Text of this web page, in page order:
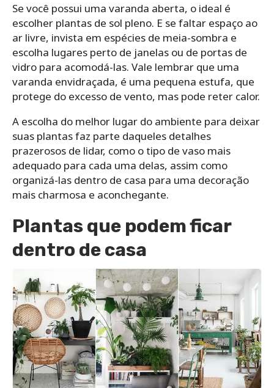
Se você possui uma varanda aberta, o ideal é
escolher plantas de sol pleno. E se faltar espaço ao
ar livre, invista em espécies de meia-sombra e
escolha lugares perto de janelas ou de portas de
vidro para acomodá-las. Vale lembrar que uma
varanda envidraçada, é uma pequena estufa, que
protege do excesso de vento, mas pode reter calor.
A escolha do melhor lugar do ambiente para deixar
suas plantas faz parte daqueles detalhes
prazerosos de lidar, como o tipo de vaso mais
adequado para cada uma delas, assim como
organizá-las dentro de casa para uma decoração
mais charmosa e aconchegante.
Plantas que podem ficar
dentro de casa